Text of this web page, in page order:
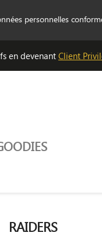
personnelles
en devenantClient
RAIDERS